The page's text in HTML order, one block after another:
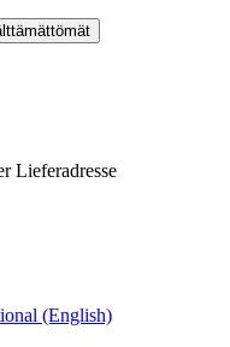
Lieferadresse
(English)